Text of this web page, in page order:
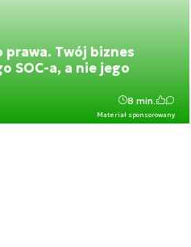
prawa. Twój biznes
SOC-a, a nie jego
Materiał sponsorowany
8 min.